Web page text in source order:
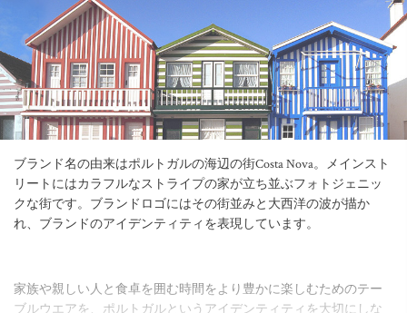
ブランド名の由来はポルトガルの海辺の街Costa Nova。メインスト
リートにはカラフルなストライプの家が立ち並ぶフォトジェニッ
クな街です。ブランドロゴにはその街並みと大西洋の波が描か
れ、ブランドのアイデンティティを表現しています。
家族や親しい人と食卓を囲む時間をより豊かに楽しむためのテー
ブルウエアを、ポルトガルというアイデンティティを大切にしな